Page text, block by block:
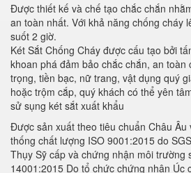
Được thiết kế và chế tạo chắc chắn
an toàn nhất. Với khả năng chống cháy
suốt 2 giờ.
Két Sắt Chống Cháy được cấu tạo bởi
khoan phá đảm bảo chắc chắn, an toàn
trọng, tiền bạc, nữ trang, vật dụng quý
hoặc trộm cắp, quý khách có thể yên
sử sụng két sắt xuất khẩu
Được sản xuất theo tiêu chuẩn Châu
thống chất lượng ISO 9001:2015 do
Thụy Sỹ cấp và chứng nhận môi trường
14001:2015 Do tổ chức chứng nhận Úc